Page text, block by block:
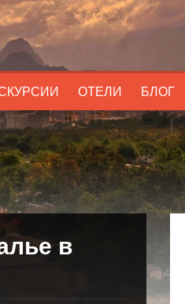
ОТЕЛИ БЛОГ
в